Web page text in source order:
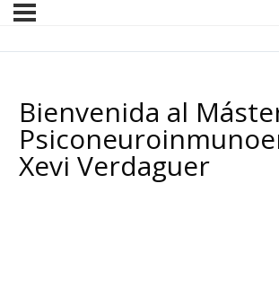
Bienvenida al
Xevi Verdaguer